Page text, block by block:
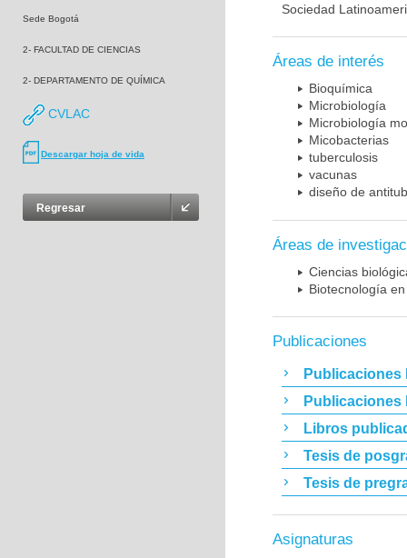
Sede Bogotá
2- FACULTAD DE CIENCIAS
2- DEPARTAMENTO DE QUÍMICA
CVLAC
Descargar hoja de vida
Regresar
Sociedad
Áreas de interés
Bioquímica
Microbiología
Microbiología
Micobacterias
tuberculosis
vacunas
diseño de
Áreas de
Ciencias
Biotecnología
Publicaciones
Publicaciones
Publicaciones
Libros
Tesis de
Tesis de
Asignaturas